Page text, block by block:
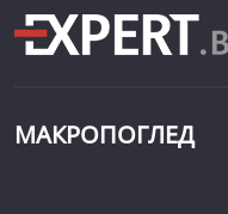
МАКРОПОГЛЕД